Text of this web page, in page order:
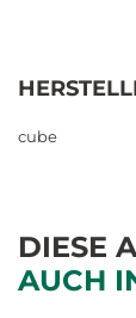
cube
DIESE
AUCH